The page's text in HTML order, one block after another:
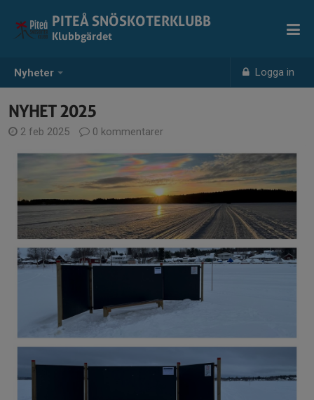
Nyheter Logga in
PITEÅ SNÖSKOTERKLUBB
Klubbgärdet
NYHET 2025
2 feb 2025 0 kommentarer